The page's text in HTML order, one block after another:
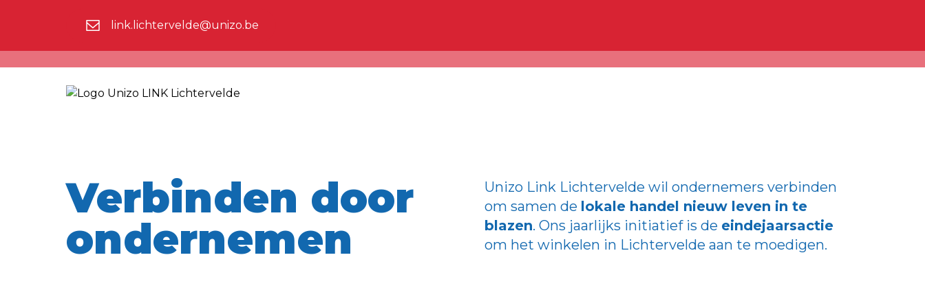
link.lichtervelde@unizo.be
Verbinden door
ondernemen
Unizo Link Lichtervelde wil ondernemers verbinden
om samen de lokale handel nieuw leven in te
blazen. Ons jaarlijks initiatief is de eindejaarsactie
om het winkelen in Lichtervelde aan te moedigen.